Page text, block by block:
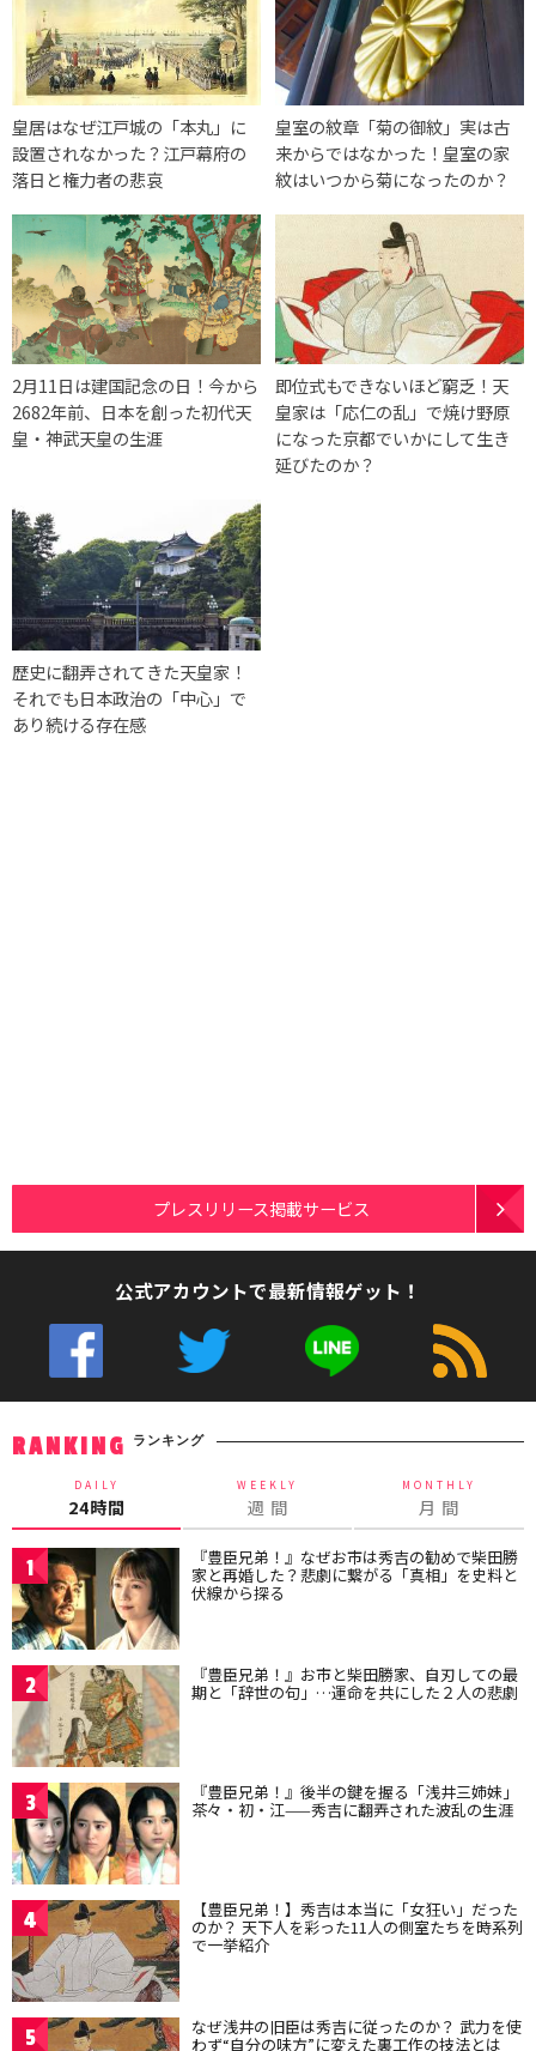
皇居はなぜ江戸城の「本丸」に
設置されなかった？江戸幕府の
落日と権力者の悲哀
皇室の紋章「菊の御紋」実は古
来からではなかった！皇室の家
紋はいつから菊になったのか？
2月11日は建国記念の日！今から
2682年前、日本を創った初代天
皇・神武天皇の生涯
即位式もできないほど窮乏！天
皇家は「応仁の乱」で焼け野原
になった京都でいかにして生き
延びたのか？
歴史に翻弄されてきた天皇家！
それでも日本政治の「中心」で
あり続ける存在感
プレスリリース掲載サービス
公式アカウントで最新情報ゲット！
RANKING ランキング
DAILY
24時間
WEEKLY
週 間
MONTHLY
月 間
1 『豊臣兄弟！』なぜお市は秀吉の勧めで柴田勝
家と再婚した？悲劇に繋がる「真相」を史料と
伏線から探る
2 『豊臣兄弟！』お市と柴田勝家、自刃しての最
期と「辞世の句」…運命を共にした２人の悲劇
3 『豊臣兄弟！』後半の鍵を握る「浅井三姉妹」
茶々・初・江——秀吉に翻弄された波乱の生涯
4 【豊臣兄弟！】秀吉は本当に「女狂い」だった
のか？ 天下人を彩った11人の側室たちを時系列
で一挙紹介
5 なぜ浅井の旧臣は秀吉に従ったのか？ 武力を使
わず“自分の味方”に変えた裏工作の技法とは